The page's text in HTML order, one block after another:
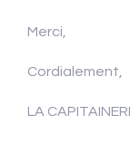
Merci,
Cordialement,
LA